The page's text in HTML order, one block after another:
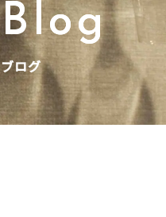
Blog
ブログ